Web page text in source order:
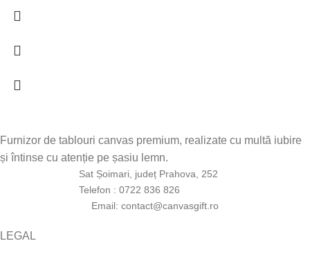
Furnizor de tablouri canvas premium, realizate cu multă iubire
și întinse cu atenție pe șasiu lemn.
Sat Șoimari, județ Prahova, 252
Telefon : 0722 836 826
Email: contact@canvasgift.ro
LEGAL